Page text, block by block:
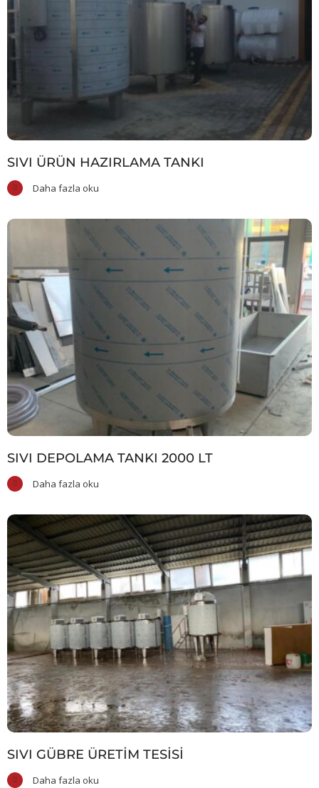
SIVI ÜRÜN HAZIRLAMA TANKI
Daha fazla oku
SIVI DEPOLAMA TANKI 2000 LT
Daha fazla oku
SIVI GÜBRE ÜRETIM TESISI
Daha fazla oku